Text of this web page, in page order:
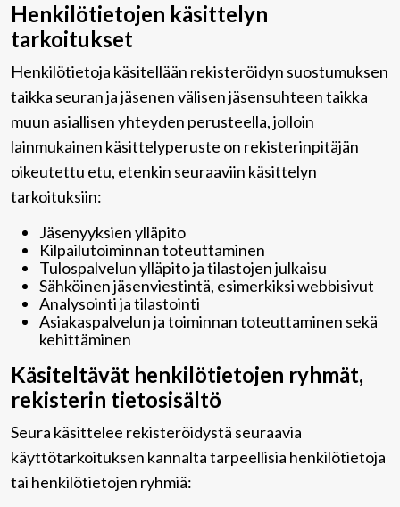
Henkilötietojen käsittelyn
tarkoitukset
Henkilötietoja käsitellään rekisteröidyn suostumuksen
taikka seuran ja jäsenen välisen jäsensuhteen taikka
muun asiallisen yhteyden perusteella, jolloin
lainmukainen käsittelyperuste on rekisterinpitäjän
oikeutettu etu, etenkin seuraaviin käsittelyn
tarkoituksiin:
Jäsenyyksien ylläpito
Kilpailutoiminnan toteuttaminen
Tulospalvelun ylläpito ja tilastojen julkaisu
Sähköinen jäsenviestintä, esimerkiksi webbisivut
Analysointi ja tilastointi
Asiakaspalvelun ja toiminnan toteuttaminen sekä
kehittäminen
Käsiteltävät henkilötietojen ryhmät,
rekisterin tietosisältö
Seura käsittelee rekisteröidystä seuraavia
käyttötarkoituksen kannalta tarpeellisia henkilötietoja
tai henkilötietojen ryhmiä: